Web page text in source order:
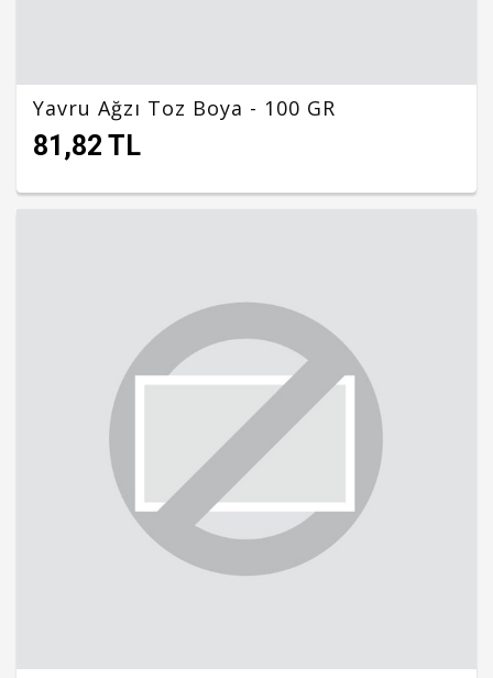
Yavru Ağzı Toz Boya - 100 GR
81,82 TL